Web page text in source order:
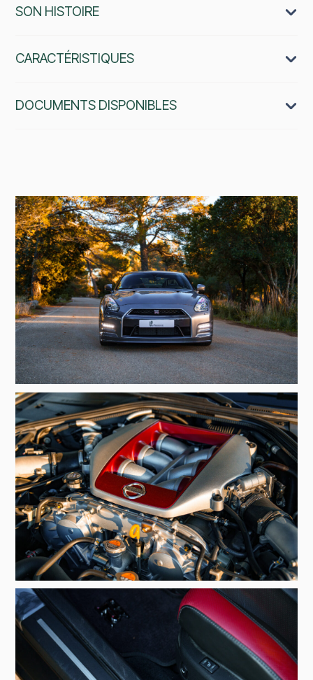
SON HISTOIRE
CARACTÉRISTIQUES
DOCUMENTS DISPONIBLES